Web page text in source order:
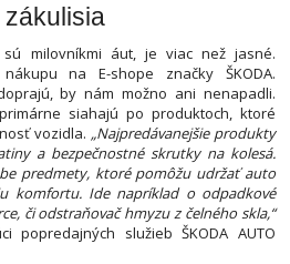
milovníkmi áut, je viac než jasné.
na E-shope značky ŠKODA.
by nám možno ani nenapadli.
siahajú po produktoch, ktoré
vozidla. „Najpredávanejšie produkty
a bezpečnostné skrutky na kolesá.
predmety, ktoré pomôžu udržať auto
komfortu. Ide napríklad o odpadkové
či odstraňovač hmyzu z čelného skla,“
popredajných služieb ŠKODA AUTO